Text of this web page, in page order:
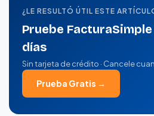
¿LE RESULTÓ ÚTIL ESTE
Pruebe
días
Sin tarjeta de crédito · Cancele
Prueba Gratis →